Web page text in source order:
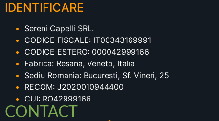
IDENTIFICARE
Sereni Capelli SRL.
CODICE FISCALE: IT00343169991
CODICE ESTERO: 000042999166
Fabrica: Resana, Veneto, Italia
Sediu Romania: Bucuresti, Sf. Vineri, 25
RECOM: J2020010944400
CUI: RO42999166
CONTACT